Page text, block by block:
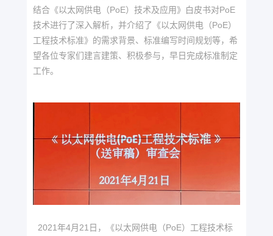
结合《以太网供电（PoE）技术及应用》白皮书对PoE
技术进行了深入解析，并介绍了《以太网供电（PoE）
工程技术标准》的需求背景、标准编写时间规划等，希
望各位专家们建言建策、积极参与，早日完成标准制定
工作。
2021年4月21日，《以太网供电（PoE）工程技术标